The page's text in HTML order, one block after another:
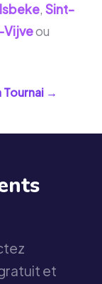
, Sint-
Vijveou
Tournai →
et